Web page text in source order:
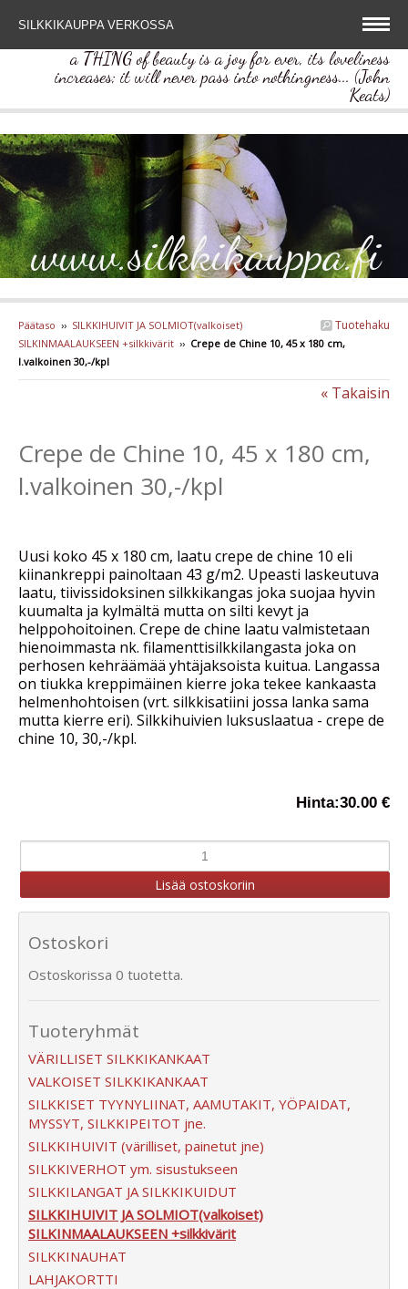
SILKKIKAUPPA VERKOSSA
a THING of beauty is a joy for ever, its loveliness
increases; it will never pass into nothingness... (John
Keats)
www.silkkikauppa.fi
Tuotehaku
Päätaso ›› SILKKIHUIVIT JA SOLMIOT(valkoiset)
SILKINMAALAUKSEEN +silkkivärit ›› Crepe de Chine 10, 45 x 180 cm,
l.valkoinen 30,-/kpl
« Takaisin
Crepe de Chine 10, 45 x 180 cm,
l.valkoinen 30,-/kpl
Uusi koko 45 x 180 cm, laatu crepe de chine 10 eli
kiinankreppi painoltaan 43 g/m2. Upeasti laskeutuva
laatu, tiivissidoksinen silkkikangas joka suojaa hyvin
kuumalta ja kylmältä mutta on silti kevyt ja
helppohoitoinen. Crepe de chine laatu valmistetaan
hienoimmasta nk. filamenttisilkkilangasta joka on
perhosen kehräämää yhtäjaksoista kuitua. Langassa
on tiukka kreppimäinen kierre joka tekee kankaasta
helmenhohtoisen (vrt. silkkisatiini jossa lanka sama
mutta kierre eri). Silkkihuivien luksuslaatua - crepe de
chine 10, 30,-/kpl.
Hinta:30.00 €
Ostoskori
Ostoskorissa 0 tuotetta.
Tuoteryhmät
VÄRILLISET SILKKIKANKAAT
VALKOISET SILKKIKANKAAT
SILKKISET TYYNYLIINAT, AAMUTAKIT, YÖPAIDAT,
MYSSYT, SILKKIPEITOT jne.
SILKKIHUIVIT (värilliset, painetut jne)
SILKKIVERHOT ym. sisustukseen
SILKKILANGAT JA SILKKIKUIDUT
SILKKIHUIVIT JA SOLMIOT(valkoiset)
SILKINMAALAUKSEEN +silkkivärit
SILKKINAUHAT
LAHJAKORTTI